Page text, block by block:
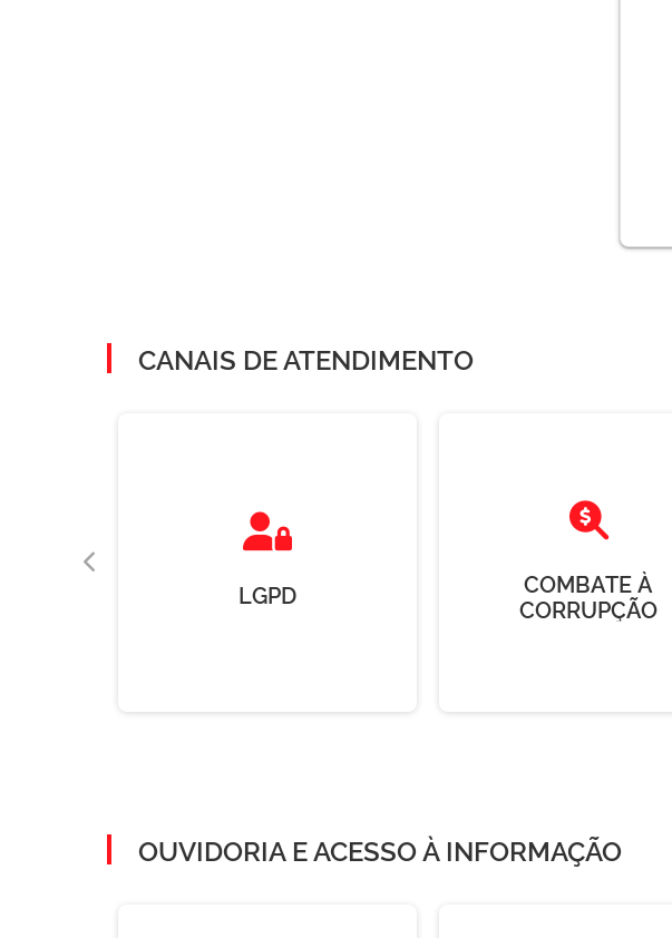
CANAIS DE ATENDIMENTO
LGPD
COMBATE À
CORRUPÇÃO
OUVIDORIA E ACESSO À INFORMAÇÃO